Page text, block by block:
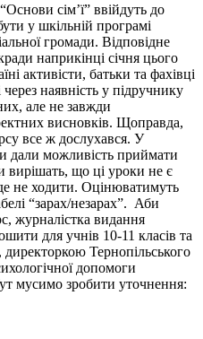
сім’ї” ввійдуть до
у шкільній програмі
громади. Відповідне
наприкінці січня цього
активісти, батьки та фахівці
наявність у підручнику
але не завжди
висновків. Щоправда,
все ж дослухався. У
дали можливість приймати
вирішать, що ці уроки не є
не ходити. Оцінюватимуть
“зарах/незарах”. Аби
журналістка видання
для учнів 10-11 класів та
директоркою Тернопільського
допомоги
мусимо зробити уточнення: